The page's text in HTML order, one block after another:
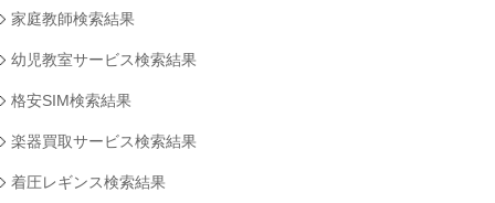
家庭教師検索結果
幼児教室サービス検索結果
格安SIM検索結果
楽器買取サービス検索結果
着圧レギンス検索結果